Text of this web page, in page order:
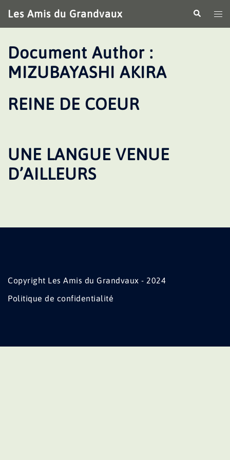
au
contenu
Les Amis du Grandvaux
le
Document Author :
MIZUBAYASHI AKIRA
REINE DE COEUR
UNE LANGUE VENUE
D’AILLEURS
Copyright Les Amis du Grandvaux - 2024
Politique de confidentialité